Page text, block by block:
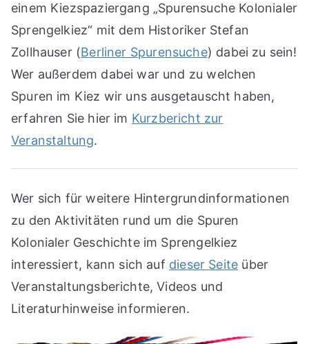
einem Kiezspaziergang „Spurensuche Kolonialer
Sprengelkiez“ mit dem Historiker Stefan
Zollhauser (Berliner Spurensuche) dabei zu sein!
Wer außerdem dabei war und zu welchen
Spuren im Kiez wir uns ausgetauscht haben,
erfahren Sie hier im Kurzbericht zur
Veranstaltung.
Wer sich für weitere Hintergrundinformationen
zu den Aktivitäten rund um die Spuren
Kolonialer Geschichte im Sprengelkiez
interessiert, kann sich auf dieser Seite über
Veranstaltungsberichte, Videos und
Literaturhinweise informieren.